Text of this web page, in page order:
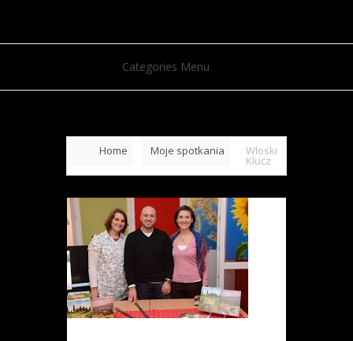
Categories Menu
Home Moje spotkania Wloski
Klucz